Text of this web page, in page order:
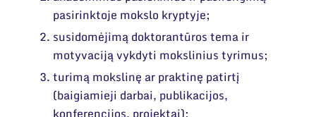
pasirinktoje mokslo kryptyje;
susidomėjimą doktorantūros tema ir
motyvaciją vykdyti mokslinius tyrimus;
turimą mokslinę ar praktinę patirtį
(baigiamieji darbai, publikacijos,